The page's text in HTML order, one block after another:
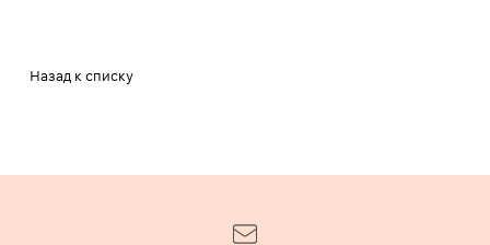
Назад к списку